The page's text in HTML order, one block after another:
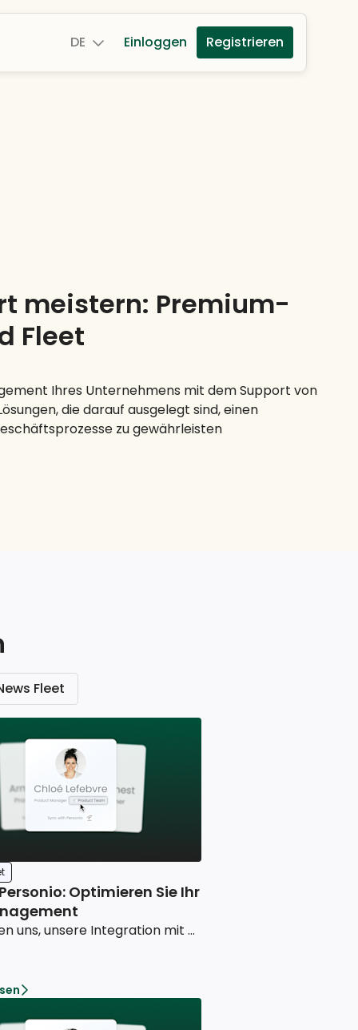
DE Einloggen Registrieren
meistern: Premium-
Fleet
Ihres Unternehmens mit dem Support von
die darauf ausgelegt sind, einen
zu gewährleisten
Fleet
Optimieren Sie Ihr
Wir freuen uns, unsere Integration mit Personio vorzustellen – eine Lösung, die darauf ausgelegt ist, das Human Resources Management auf allen Ebenen zu transformieren und zu vereinfachen.